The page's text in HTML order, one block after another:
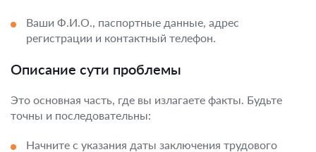
Ваши Ф.И.О., паспортные данные, адрес
регистрации и контактный телефон.
Описание сути проблемы
Это основная часть, где вы излагаете факты. Будьте
точны и последовательны:
Начните с указания даты заключения трудового